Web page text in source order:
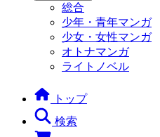
総合
少年・青年マンガ
少女・女性マンガ
オトナマンガ
ライトノベル
トップ
検索